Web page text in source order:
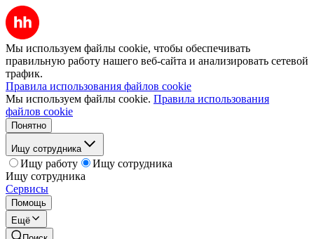
Мы используем файлы cookie, чтобы обеспечивать
правильную работу нашего веб-сайта и анализировать сетевой
трафик.
Правила использования файлов cookie
Мы используем файлы cookie. Правила использования
файлов cookie
Понятно
Ищу сотрудника
Ищу работу
Ищу сотрудника
Ищу сотрудника
Сервисы
Помощь
Ещё